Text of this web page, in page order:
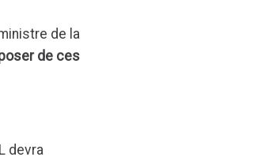
de la
de ces
devra